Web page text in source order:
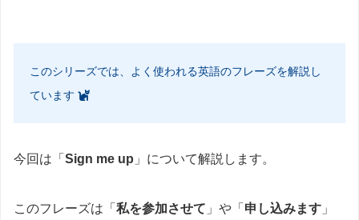
このシリーズでは、よく使われる英語のフレーズを解説し
ています
今回は「 Sign me up 」について解説します。
このフレーズは「 私を参加させて 」や「 申し込みます 」